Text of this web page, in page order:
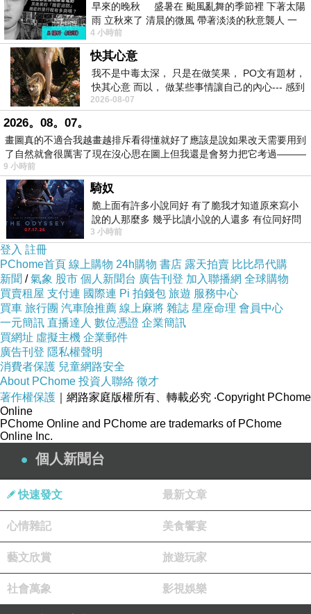
第一次出國
早來的晚秋 盛暑在 颱風亂舞的季節裡 下著太陽
雨 立秋來了 清晨的微風 帶著淡淡的秋意襲人 一
下子 又被赤
4 小時前
快其心意
我不是中毒太深， 只是在做笑果， PO文有題材，
快其心意 而以， 做某些事情讓自己的內心--- 感到
愉快。
2026-08-07
2026。08。07。
畫圖真的不適合我越畫越排斥看得懂就好了應該是說如果改天需要用到
了自然就會很厲害了現在沒心思在圖上但我還是會努力把它考過———
9 小時前
騎奴
脆上面有許多小說同好 有了脆我才知道原來寫小
說的人那麼多 幾乎比讀小說的人還多 有位同好問
了一個問題 她說為什麼高中文學獎的
3 小時前
登入 註冊
PChome首頁 線上購物 24h購物 書店 露天拍賣 比比昂代購
新聞 /氣象 股市 個人新聞台 廣告刊登 加入聯播網 全球購物
買賣租屋 支付連 國際連 Pi 拍錢包 旅遊 服務中心
買車 旅行團 汽車險推薦 線上麻將 雜誌 星座命理 會員中心
一元簡訊 直播達人 數位憑證 企業簡訊
買網址 虛擬主機 企業郵件
廣告刊登 隱私權聲明
消費者保護 兒童網路安全
About PChome 投資人聯絡 徵才
著作權保護 ｜網路家庭版權所有、轉載必究 ‧Copyright PChome
Online
PChome Online and PChome are trademarks of PChome
Online Inc.
個人新聞台
快速發文 最新文章
心情雜記 美食饗宴
藝文欣賞 旅遊玩家
社會萬象 影視娛樂